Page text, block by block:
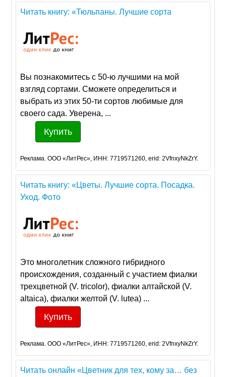
Читать книгу: «Тюльпаны. Лучшие сорта
Вы познакомитесь с 50-ю лучшими на мой
взгляд сортами. Сможете определиться и
выбрать из этих 50-ти сортов любимые для
своего сада. Уверена, ...
Купить
Реклама. ООО «ЛитРес», ИНН: 7719571260, erid: 2VfnxyNkZrY.
Читать книгу: «Цветы. Лучшие сорта. Посадка.
Уход. Фото
Это многолетник сложного гибридного
происхождения, созданный с участием фиалки
трехцветной (V. tricolor), фиалки алтайской (V.
altaica), фиалки желтой (V. lutea) ...
Купить
Реклама. ООО «ЛитРес», ИНН: 7719571260, erid: 2VfnxyNkZrY.
Читать онлайн «Цветник для тех, кому за… без